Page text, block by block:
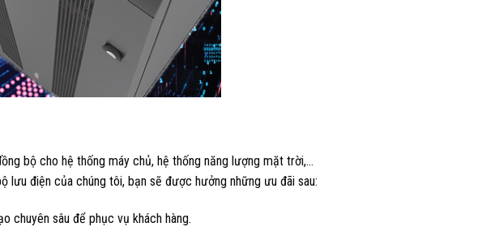
bộ cho hệ thống máy chủ, hệ thống năng lượng mặt trời,…
lưu điện của chúng tôi, bạn sẽ được hưởng những ưu đãi sau:
chuyên sâu để phục vụ khách hàng.